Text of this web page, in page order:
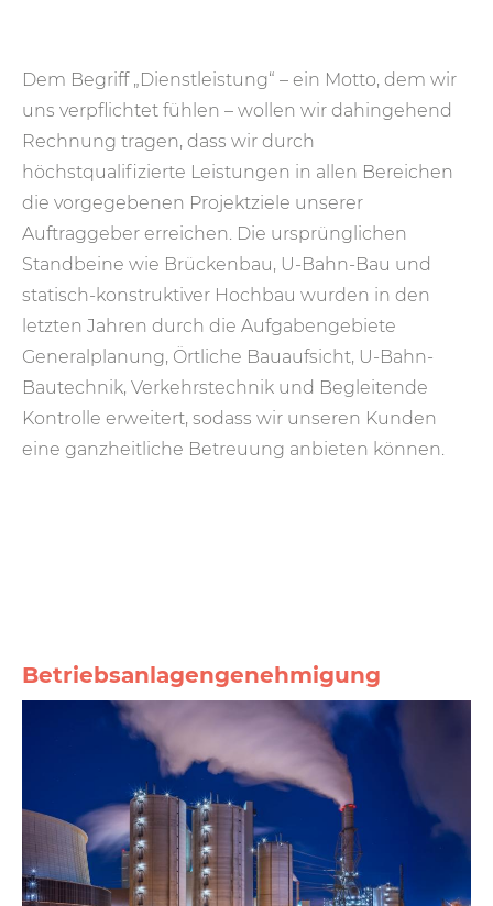
Dem Begriff „Dienstleistung“ – ein Motto, dem wir
uns verpflichtet fühlen – wollen wir dahingehend
Rechnung tragen, dass wir durch
höchstqualifizierte Leistungen in allen Bereichen
die vorgegebenen Projektziele unserer
Auftraggeber erreichen. Die ursprünglichen
Standbeine wie Brückenbau, U-Bahn-Bau und
statisch-konstruktiver Hochbau wurden in den
letzten Jahren durch die Aufgabengebiete
Generalplanung, Örtliche Bauaufsicht, U-Bahn-
Bautechnik, Verkehrstechnik und Begleitende
Kontrolle erweitert, sodass wir unseren Kunden
eine ganzheitliche Betreuung anbieten können.
Betriebsanlagengenehmigung